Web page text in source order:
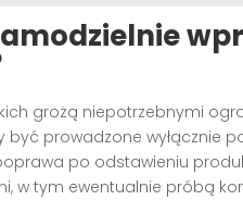
grożą niepotrzebnymi
prowadzone wyłącznie
po odstawieniu
w tym ewentualnie próbą